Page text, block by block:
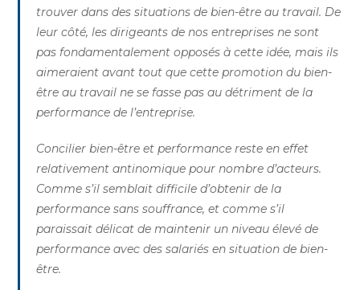
trouver dans des situations de bien-être au travail. De
leur côté, les dirigeants de nos entreprises ne sont
pas fondamentalement opposés à cette idée, mais ils
aimeraient avant tout que cette promotion du bien-
être au travail ne se fasse pas au détriment de la
performance de l’entreprise.
Concilier bien-être et performance reste en effet
relativement antinomique pour nombre d’acteurs.
Comme s’il semblait difficile d’obtenir de la
performance sans souffrance, et comme s’il
paraissait délicat de maintenir un niveau élevé de
performance avec des salariés en situation de bien-
être.